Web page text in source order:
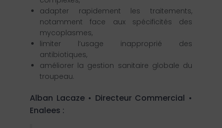
adapter rapidement les traitements,
notamment face aux spécificités des
mycoplasmes,
limiter l’usage inapproprié des
antibiotiques,
améliorer la gestion sanitaire globale du
troupeau.
Alban Lacaze • Directeur Commercial •
Enalees :